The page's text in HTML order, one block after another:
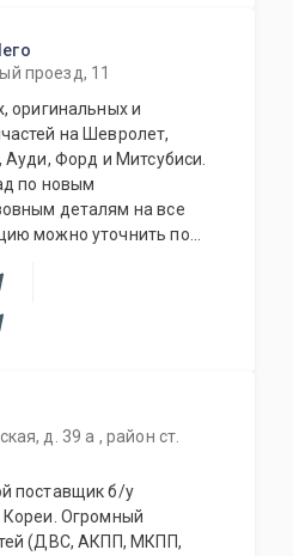
проезд, 11
оригинальных и
на Шевролет,
Форд и Митсубиси.
по новым
деталям на все
можно уточнить по
в регионы
д. 39 а , район ст.
поставщик б/у
Огромный
(ДВС, АКПП, МКПП,